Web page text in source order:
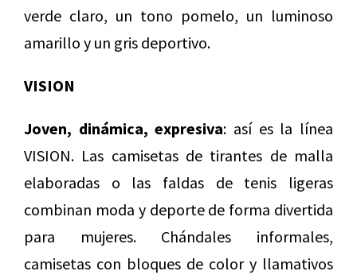
verde claro, un tono pomelo, un luminoso
amarillo y un gris deportivo.
VISION
Joven, dinámica, expresiva: así es la línea
VISION. Las camisetas de tirantes de malla
elaboradas o las faldas de tenis ligeras
combinan moda y deporte de forma divertida
para mujeres. Chándales informales,
camisetas con bloques de color y llamativos